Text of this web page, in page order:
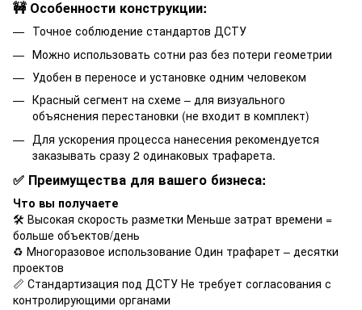
🚧 Особенности конструкции:
Точное соблюдение стандартов ДСТУ
Можно использовать сотни раз без потери геометрии
Удобен в переносе и установке одним человеком
Красный сегмент на схеме – для визуального
объяснения перестановки (не входит в комплект)
Для ускорения процесса нанесения рекомендуется
заказывать сразу 2 одинаковых трафарета.
✅ Преимущества для вашего бизнеса:
Что вы получаете
🛠 Высокая скорость разметки Меньше затрат времени =
больше объектов/день
♻ Многоразовое использование Один трафарет – десятки
проектов
📏 Стандартизация под ДСТУ Не требует согласования с
контролирующими органами